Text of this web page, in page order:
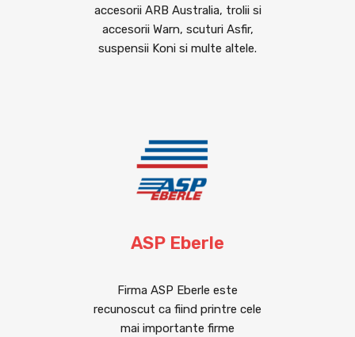
accesorii ARB Australia, trolii si
accesorii Warn, scuturi Asfir,
suspensii Koni si multe altele.
ASP Eberle
Firma ASP Eberle este
recunoscut ca fiind printre cele
mai importante firme